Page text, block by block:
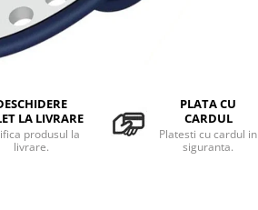
LA LIVRARE
produsul la
livrare.
PLATA CU
CARDUL
Platesti cu cardul in
siguranta.